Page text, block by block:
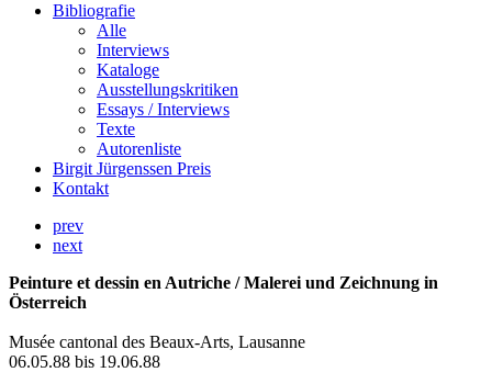
Bibliografie
Alle
Interviews
Kataloge
Ausstellungskritiken
Essays / Interviews
Texte
Autorenliste
Birgit Jürgenssen Preis
Kontakt
prev
next
Peinture et dessin en Autriche / Malerei und Zeichnung in
Österreich
Musée cantonal des Beaux-Arts, Lausanne
06.05.88 bis 19.06.88